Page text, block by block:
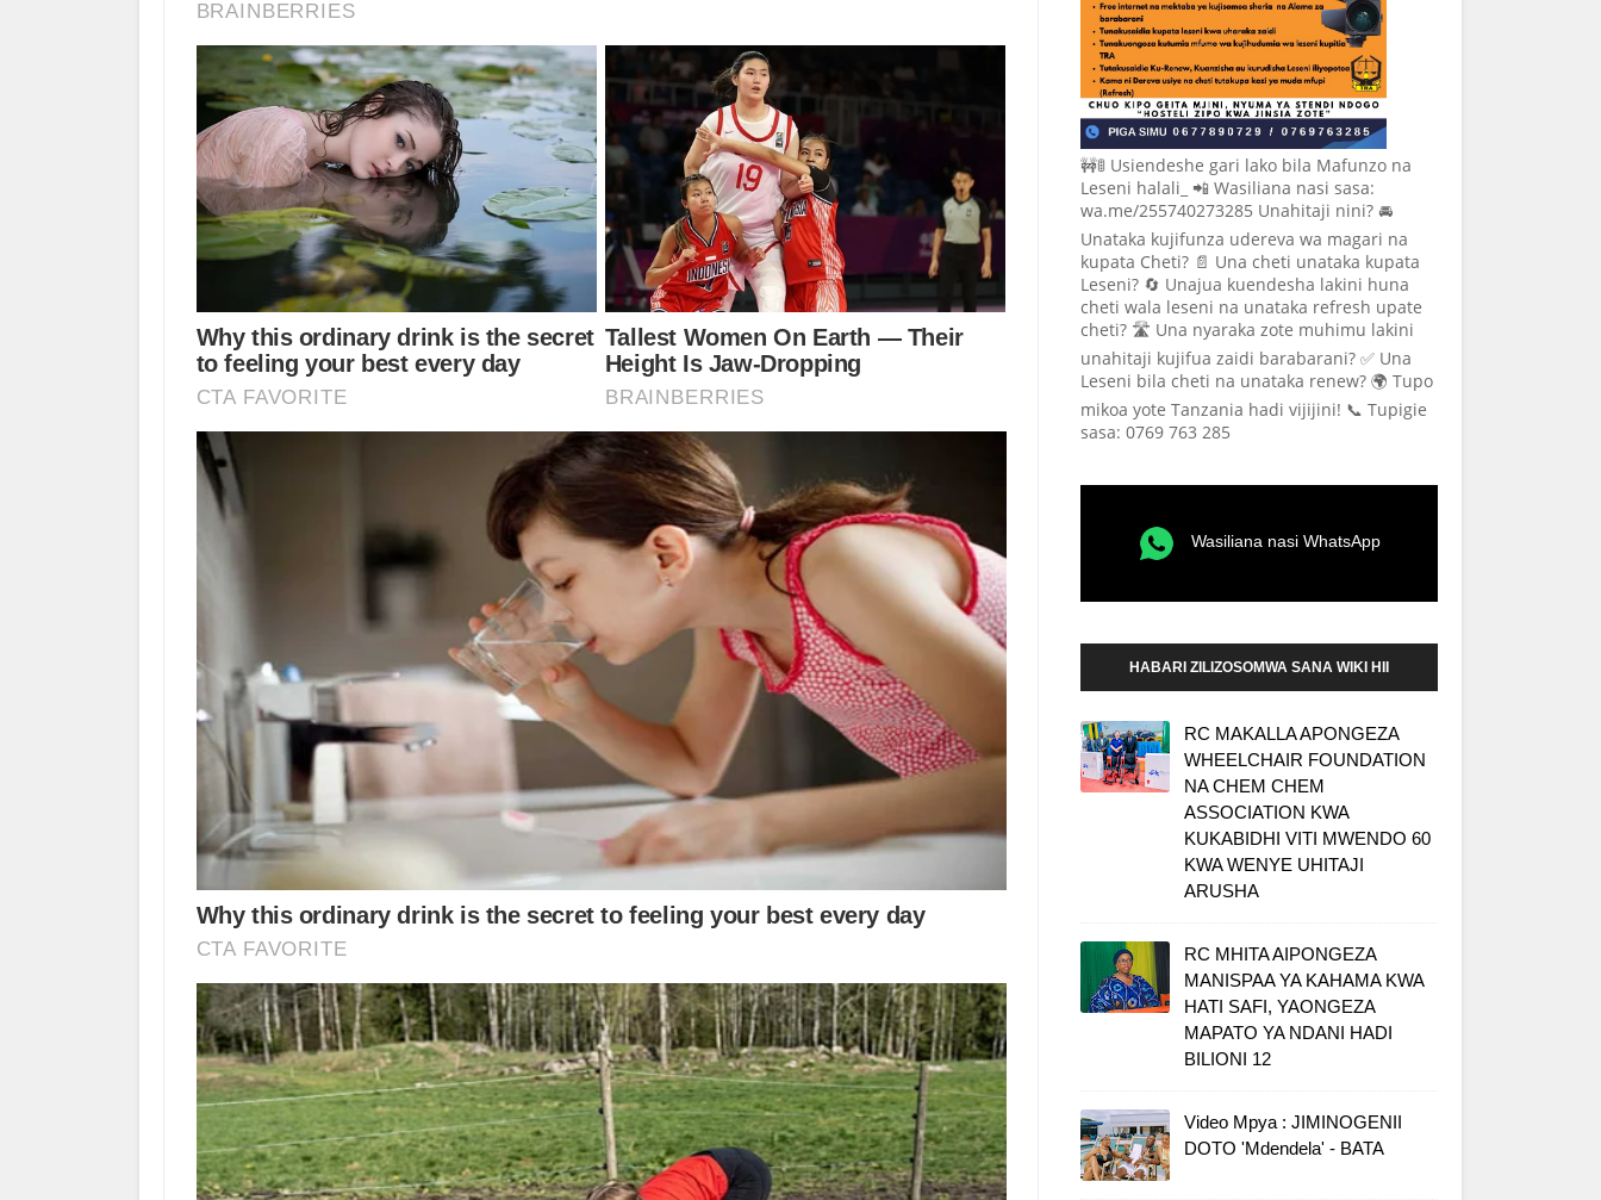
🚧🚦 Usiendeshe gari lako bila Mafunzo na
Leseni halali_ 📲 Wasiliana nasi sasa:
wa.me/255740273285 Unahitaji nini? 🚘
Unataka kujifunza udereva wa magari na
kupata Cheti? 📄 Una cheti unataka kupata
Leseni? 🔄 Unajua kuendesha lakini huna
cheti wala leseni na unataka refresh upate
cheti? 🛣️ Una nyaraka zote muhimu lakini
unahitaji kujifua zaidi barabarani? ✅ Una
Leseni bila cheti na unataka renew? 🌍 Tupo
mikoa yote Tanzania hadi vijijini! 📞 Tupigie
sasa: 0769 763 285
Wasiliana nasi WhatsApp
HABARI ZILIZOSOMWA SANA WIKI HII
RC MAKALLA APONGEZA
WHEELCHAIR FOUNDATION
NA CHEM CHEM
ASSOCIATION KWA
KUKABIDHI VITI MWENDO 60
KWA WENYE UHITAJI
ARUSHA
RC MHITA AIPONGEZA
MANISPAA YA KAHAMA KWA
HATI SAFI, YAONGEZA
MAPATO YA NDANI HADI
BILIONI 12
Video Mpya : JIMINOGENII
DOTO 'Mdendela' - BATA